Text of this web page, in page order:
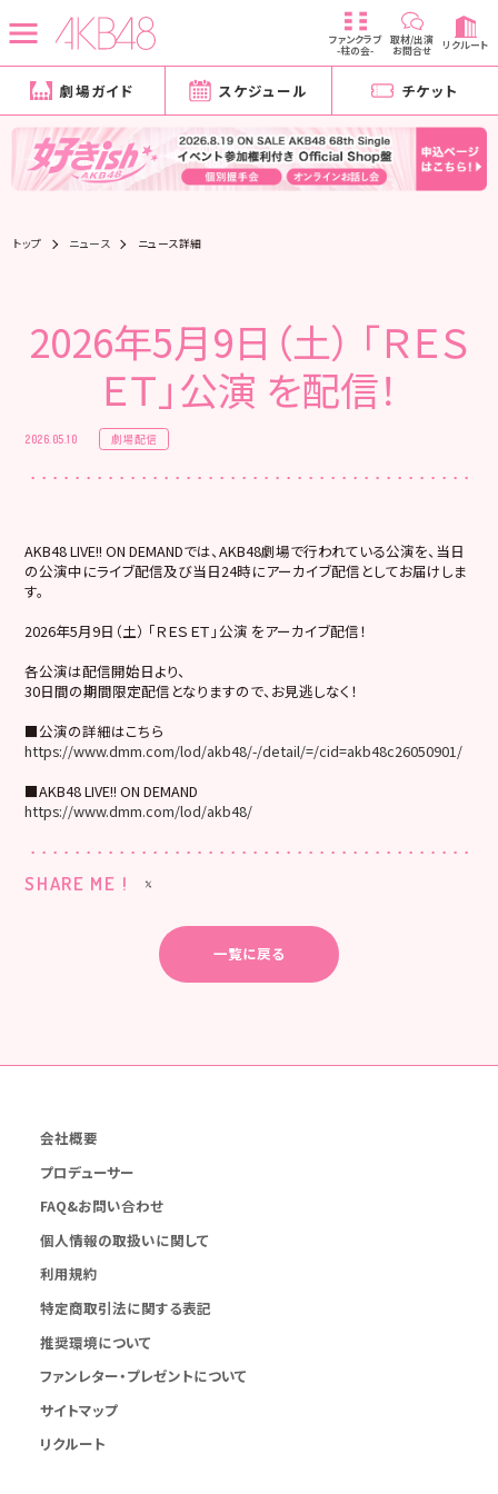
ファンクラブ
-柱の会-
取材/出演
お問合せ リクルート
劇場ガイド スケジュール チケット
トップ ニュース ニュース詳細
2026年5月9日（土） 「ＲＥＳ
ＥＴ」公演 を配信！
2026.05.10 劇場配信
AKB48 LIVE!! ON DEMANDでは、AKB48劇場で行われている公演を、当日
の公演中にライブ配信及び当日24時にアーカイブ配信としてお届けしま
す。
2026年5月9日（土） 「ＲＥＳＥＴ」公演 をアーカイブ配信！
各公演は配信開始日より、
30日間の期間限定配信となりますので、お見逃しなく！
■公演の詳細はこちら
https://www.dmm.com/lod/akb48/-/detail/=/cid=akb48c26050901/
■AKB48 LIVE!! ON DEMAND
https://www.dmm.com/lod/akb48/
SHARE ME !
一覧に戻る
会社概要
プロデューサー
FAQ&お問い合わせ
個人情報の取扱いに関して
利用規約
特定商取引法に関する表記
推奨環境について
ファンレター・プレゼントについて
サイトマップ
リクルート